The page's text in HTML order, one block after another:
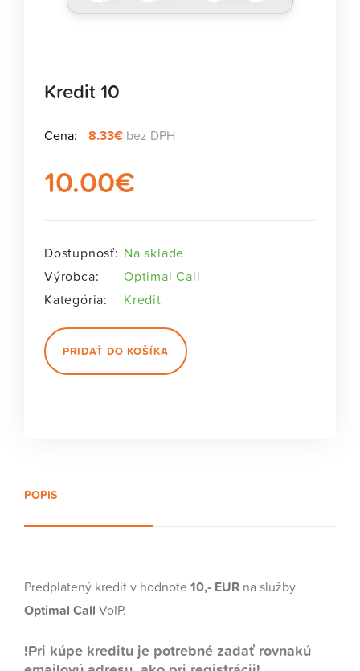
Kredit 10
Cena: 8.33€ bez DPH
10.00€
Dostupnosť: Na sklade
Výrobca:
Optimal Call
Kategória:
Kredit
PRIDAŤ DO KOŠÍKA
POPIS
Predplatený kredit v hodnote 10,- EUR na služby
Optimal Call VoIP.
!Pri kúpe kreditu je potrebné zadať rovnakú